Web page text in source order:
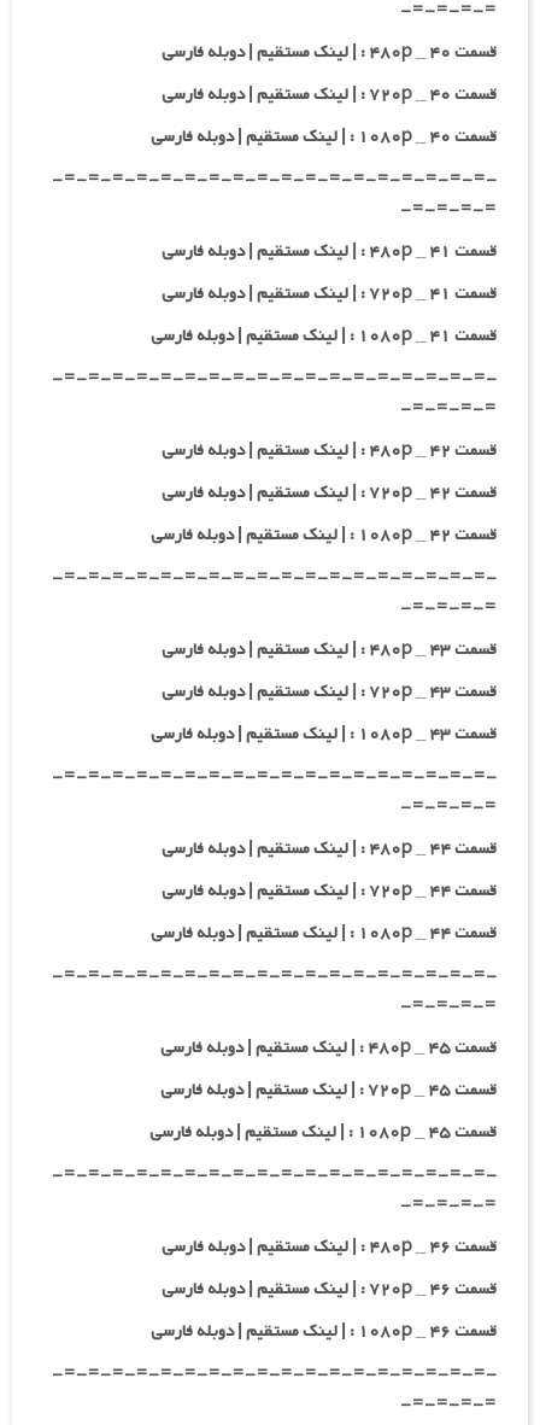
=-=-=-=-
قسمت ۴۰ _ ۴۸۰p : | لینک مستقیم | دوبله فارسی
قسمت ۴۰ _ ۷۲۰p : | لینک مستقیم | دوبله فارسی
قسمت ۴۰ _ ۱۰۸۰p : | لینک مستقیم | دوبله فارسی
-=-=-=-=-=-=-=-=-=-=-=-=-=-=-=-=-=-=-
=-=-=-=-
قسمت ۴۱ _ ۴۸۰p : | لینک مستقیم | دوبله فارسی
قسمت ۴۱ _ ۷۲۰p : | لینک مستقیم | دوبله فارسی
قسمت ۴۱ _ ۱۰۸۰p : | لینک مستقیم | دوبله فارسی
-=-=-=-=-=-=-=-=-=-=-=-=-=-=-=-=-=-=-
=-=-=-=-
قسمت ۴۲ _ ۴۸۰p : | لینک مستقیم | دوبله فارسی
قسمت ۴۲ _ ۷۲۰p : | لینک مستقیم | دوبله فارسی
قسمت ۴۲ _ ۱۰۸۰p : | لینک مستقیم | دوبله فارسی
-=-=-=-=-=-=-=-=-=-=-=-=-=-=-=-=-=-=-
=-=-=-=-
قسمت ۴۳ _ ۴۸۰p : | لینک مستقیم | دوبله فارسی
قسمت ۴۳ _ ۷۲۰p : | لینک مستقیم | دوبله فارسی
قسمت ۴۳ _ ۱۰۸۰p : | لینک مستقیم | دوبله فارسی
-=-=-=-=-=-=-=-=-=-=-=-=-=-=-=-=-=-=-
=-=-=-=-
قسمت ۴۴ _ ۴۸۰p : | لینک مستقیم | دوبله فارسی
قسمت ۴۴ _ ۷۲۰p : | لینک مستقیم | دوبله فارسی
قسمت ۴۴ _ ۱۰۸۰p : | لینک مستقیم | دوبله فارسی
-=-=-=-=-=-=-=-=-=-=-=-=-=-=-=-=-=-=-
=-=-=-=-
قسمت ۴۵ _ ۴۸۰p : | لینک مستقیم | دوبله فارسی
قسمت ۴۵ _ ۷۲۰p : | لینک مستقیم | دوبله فارسی
قسمت ۴۵ _ ۱۰۸۰p : | لینک مستقیم | دوبله فارسی
-=-=-=-=-=-=-=-=-=-=-=-=-=-=-=-=-=-=-
=-=-=-=-
قسمت ۴۶ _ ۴۸۰p : | لینک مستقیم | دوبله فارسی
قسمت ۴۶ _ ۷۲۰p : | لینک مستقیم | دوبله فارسی
قسمت ۴۶ _ ۱۰۸۰p : | لینک مستقیم | دوبله فارسی
-=-=-=-=-=-=-=-=-=-=-=-=-=-=-=-=-=-=-
=-=-=-=-